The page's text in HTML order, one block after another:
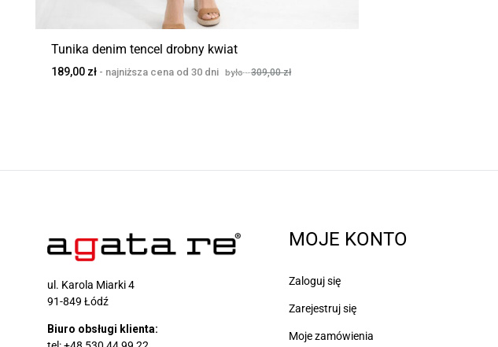
Tunika denim tencel drobny kwiat
189,00 zł 309,00zł
ul. Karola Miarki 4
91-849 Łódź
Biuro obsługi klienta:
MOJE KONTO
Zaloguj się
Zarejestruj się
Moje zamówienia